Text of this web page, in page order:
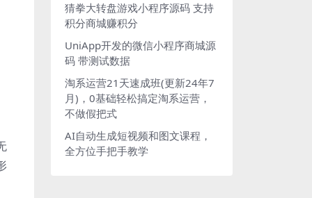
猜拳大转盘游戏小程序源码 支持
积分商城赚积分
UniApp开发的微信小程序商城源
码 带测试数据
淘系运营21天速成班(更新24年7
月)，0基础轻松搞定淘系运营，
不做假把式
AI自动生成短视频和图文课程，
全方位手把手教学